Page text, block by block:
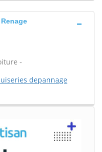
-
depannage